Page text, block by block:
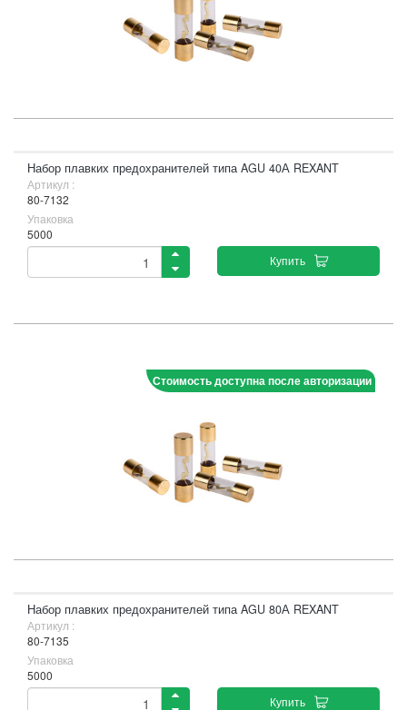
Набор плавких предохранителей типа AGU 40А REXANT
Артикул :
80-7132
Упаковка
5000
Купить
Стоимость доступна после авторизации
Набор плавких предохранителей типа AGU 80А REXANT
Артикул :
80-7135
Упаковка
5000
Купить